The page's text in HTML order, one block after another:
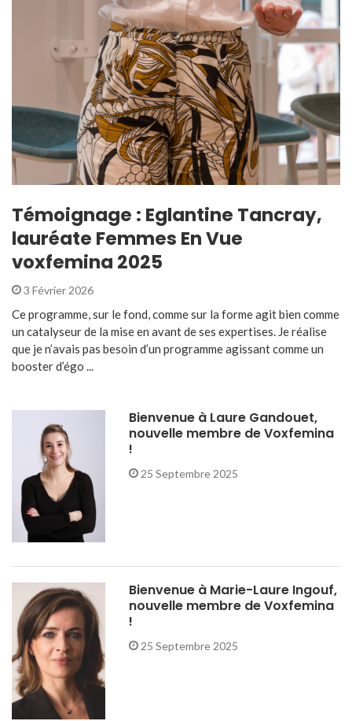
Témoignage : Eglantine Tancray,
lauréate Femmes En Vue
voxfemina 2025
3 Février 2026
Ce programme, sur le fond, comme sur la forme agit bien comme
un catalyseur de la mise en avant de ses expertises. Je réalise
que je n’avais pas besoin d’un programme agissant comme un
booster d’égo ...
Bienvenue à Laure Gandouet,
nouvelle membre de Voxfemina
!
25 Septembre 2025
Bienvenue à Marie-Laure Ingouf,
nouvelle membre de Voxfemina
!
25 Septembre 2025